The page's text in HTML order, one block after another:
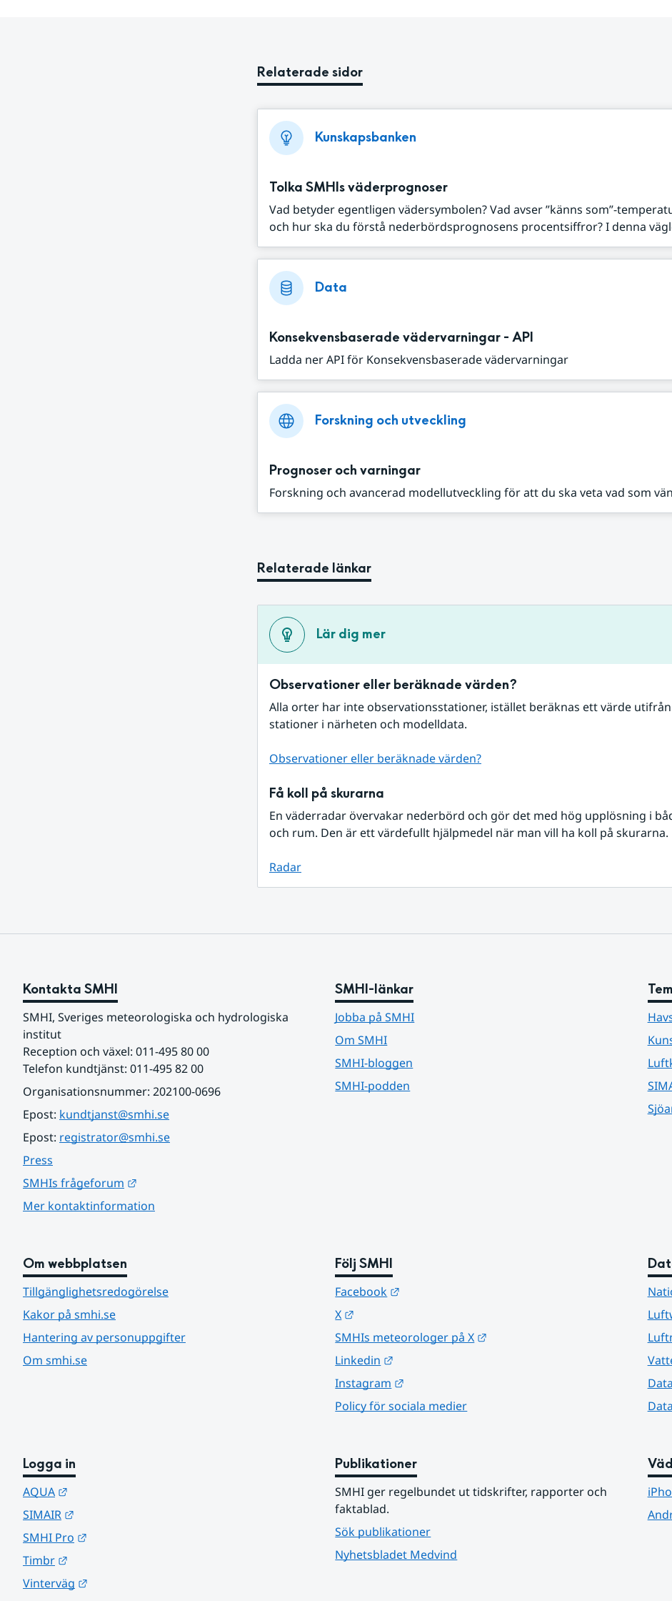
Relaterade sidor
Kunskapsbanken
Tolka SMHIs väderprognoser
Vad betyder egentligen vädersymbolen? Vad avser ”känns som”-
och hur ska du förstå nederbördsprognosens procentsiffror? I denna
Data
Konsekvensbaserade vädervarningar - API
Ladda ner API för Konsekvensbaserade vädervarningar
Forskning och utveckling
Prognoser och varningar
Forskning och avancerad modellutveckling för att du ska veta vad som
Relaterade länkar
Lär dig mer
Observationer eller beräknade värden?
Alla orter har inte observationsstationer, istället beräknas ett värde utifrån
stationer i närheten och modelldata.
Observationer eller beräknade värden?
Få koll på skurarna
En väderradar övervakar nederbörd och gör det med hög upplösning i
och rum. Den är ett värdefullt hjälpmedel när man vill ha koll på skurarna.
Radar
Kontakta SMHI
SMHI, Sveriges meteorologiska och hydrologiska
institut
Reception och växel: 011-495 80 00
Telefon kundtjänst: 011-495 82 00
Organisationsnummer: 202100-0696
Epost: kundtjanst@smhi.se
Epost: registrator@smhi.se
Press
SMHIs frågeforum
Mer kontaktinformation
SMHI-länkar
Jobba på SMHI
Om SMHI
SMHI-bloggen
SMHI-podden
Om webbplatsen
Tillgänglighetsredogörelse
Kakor på smhi.se
Hantering av personuppgifter
Om smhi.se
Följ SMHI
Facebook
X
SMHIs meteorologer på X
Linkedin
Instagram
Policy för sociala medier
Logga in
AQUA
SIMAIR
SMHI Pro
Timbr
Vinterväg
Publikationer
SMHI ger regelbundet ut tidskrifter, rapporter och
faktablad.
Sök publikationer
Nyhetsbladet Medvind